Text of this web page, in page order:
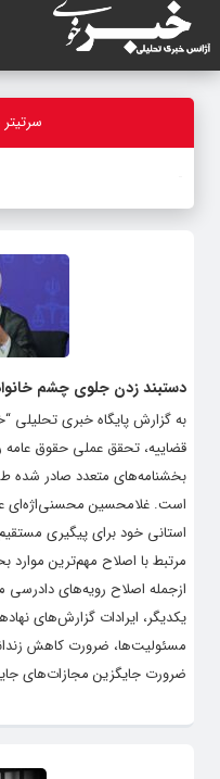
دستبند زدن‌ جلوی چشم
به گزارش پایگاه خبری تحلیلی
قضاییه، تحقق عملی حقوق عامه
بخشنامه‌های متعدد صادر شده
است. غلامحسین محسنی‌اژه‌ای
استانی خود برای پیگیری
مرتبط با اصلاح مهم‌ترین
ازجمله اصلاح رویه‌های دادرسی
یکدیگر، ایرادات گزارش‌های
مسئولیت‌ها، ضرورت کاهش
ضرورت جایگزین مجازات‌های